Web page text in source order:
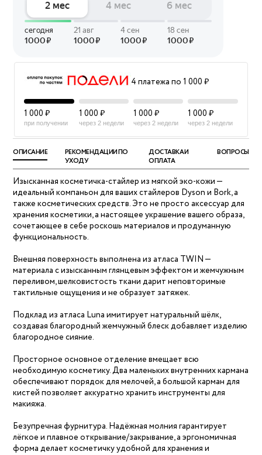
4 платежа по 1 000 ₽
1 000 ₽
при получении
1 000 ₽
через 2 недели
1 000 ₽
через 2 недели
1 000 ₽
через 2 недели
ОПИСАНИЕ
РЕКОМЕНДАЦИИ ПО
УХОДУ
ДОСТАВКА И
ОПЛАТА
ВОПРОСЫ
Изысканная косметичка‑стайлер из мягкой эко-кожи —
идеальный компаньон для ваших стайлеров Dyson и Bork, а
также косметических средств. Это не просто аксессуар для
хранения косметики, а настоящее украшение вашего образа,
сочетающее в себе роскошь материалов и продуманную
функциональность.
Внешняя поверхность выполнена из атласа TWIN —
материала с изысканным глянцевым эффектом и жемчужным
переливом, шелковистость ткани дарит неповторимые
тактильные ощущения и не образует затяжек.
Подклад из атласа Luna имитирует натуральный шёлк,
создавая благородный жемчужный блеск добавляет изделию
благородное сияние.
Просторное основное отделение вмещает всю
необходимую косметику. Два маленьких внутренних кармана
обеспечивают порядок для мелочей, а большой карман для
кистей позволяет аккуратно хранить инструменты для
макияжа.
Безупречная фурнитура. Надёжная молния гарантирует
лёгкое и плавное открывание/закрывание, а эргономичная
форма делает косметичку удобной для хранения и